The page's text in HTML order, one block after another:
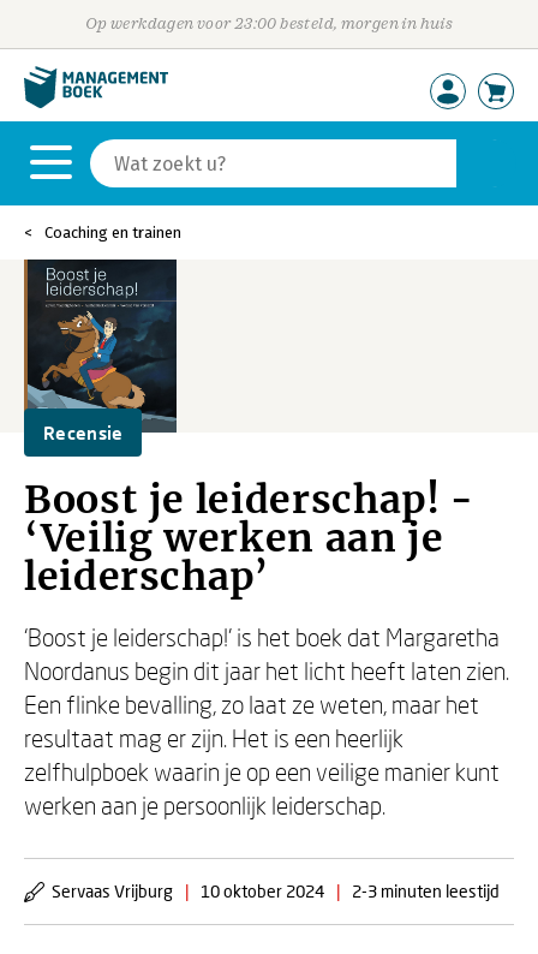
Op werkdagen voor 23:00 besteld, morgen in huis
Coaching en trainen
Recensie
Boost je leiderschap! -
‘Veilig werken aan je
leiderschap’
‘Boost je leiderschap!’ is het boek dat Margaretha
Noordanus begin dit jaar het licht heeft laten zien.
Een flinke bevalling, zo laat ze weten, maar het
resultaat mag er zijn. Het is een heerlijk
zelfhulpboek waarin je op een veilige manier kunt
werken aan je persoonlijk leiderschap.
Servaas Vrijburg | 10 oktober 2024 | 2-3 minuten leestijd